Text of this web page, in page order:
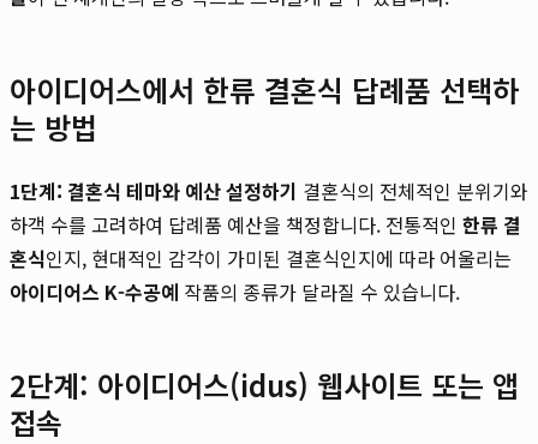
아이디어스에서 한류 결혼식 답례품 선택하
는 방법
1단계: 결혼식 테마와 예산 설정하기 결혼식의 전체적인 분위기와
하객 수를 고려하여 답례품 예산을 책정합니다. 전통적인 한류 결
혼식인지, 현대적인 감각이 가미된 결혼식인지에 따라 어울리는
아이디어스 K-수공예 작품의 종류가 달라질 수 있습니다.
2단계: 아이디어스(idus) 웹사이트 또는 앱
접속